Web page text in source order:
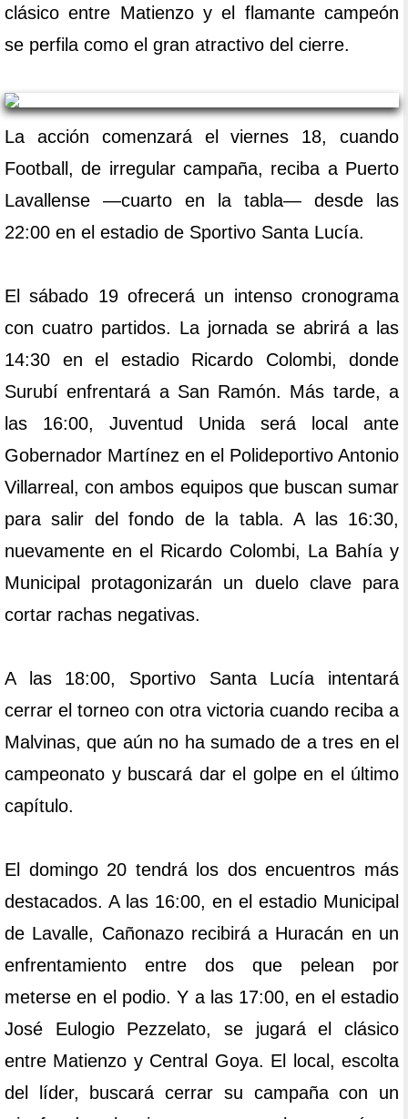
clásico entre Matienzo y el flamante campeón
se perfila como el gran atractivo del cierre.
La acción comenzará el viernes 18, cuando
Football, de irregular campaña, reciba a Puerto
Lavallense —cuarto en la tabla— desde las
22:00 en el estadio de Sportivo Santa Lucía.
El sábado 19 ofrecerá un intenso cronograma
con cuatro partidos. La jornada se abrirá a las
14:30 en el estadio Ricardo Colombi, donde
Surubí enfrentará a San Ramón. Más tarde, a
las 16:00, Juventud Unida será local ante
Gobernador Martínez en el Polideportivo Antonio
Villarreal, con ambos equipos que buscan sumar
para salir del fondo de la tabla. A las 16:30,
nuevamente en el Ricardo Colombi, La Bahía y
Municipal protagonizarán un duelo clave para
cortar rachas negativas.
A las 18:00, Sportivo Santa Lucía intentará
cerrar el torneo con otra victoria cuando reciba a
Malvinas, que aún no ha sumado de a tres en el
campeonato y buscará dar el golpe en el último
capítulo.
El domingo 20 tendrá los dos encuentros más
destacados. A las 16:00, en el estadio Municipal
de Lavalle, Cañonazo recibirá a Huracán en un
enfrentamiento entre dos que pelean por
meterse en el podio. Y a las 17:00, en el estadio
José Eulogio Pezzelato, se jugará el clásico
entre Matienzo y Central Goya. El local, escolta
del líder, buscará cerrar su campaña con un